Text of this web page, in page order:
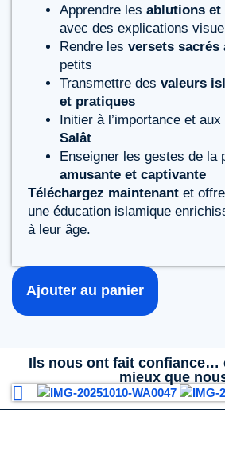
Apprendre les ablutions
avec des explications
Rendre les versets sacrés
petits
Transmettre des valeurs
et pratiques
Initier à l’importance et
Salât
Enseigner les gestes de la
amusante et captivante
Téléchargez maintenant et
une éducation islamique
à leur âge.
Ajouter au panier
Ils nous ont fait confiance…
mieux que